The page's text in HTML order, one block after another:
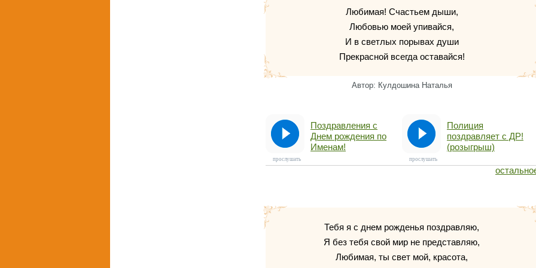
Любимая! Счастьем дыши,
Любовью моей упивайся,
И в светлых порывах души
Прекрасной всегда оставайся!
Автор: Кулдошина Наталья
Поздравления с
Днем рождения по
Именам!
прослушать
Полиция
поздравляет с ДР!
(розыгрыш)
прослушать
Тебя я с днем рожденья поздравляю,
Я без тебя свой мир не представляю,
Любимая, ты свет мой, красота,